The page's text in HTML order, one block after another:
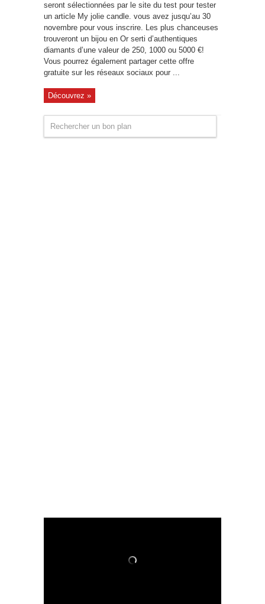
seront sélectionnées par le site du test pour tester
un article My jolie candle. vous avez jusqu’au 30
novembre pour vous inscrire. Les plus chanceuses
trouveront un bijou en Or serti d’authentiques
diamants d’une valeur de 250, 1000 ou 5000 €!
Vous pourrez également partager cette offre
gratuite sur les réseaux sociaux pour ...
Découvrez »